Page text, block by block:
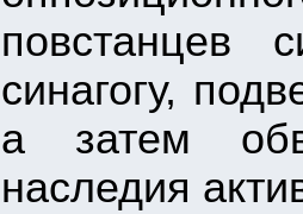
повстанцев
синагогу,
а затем
наследия